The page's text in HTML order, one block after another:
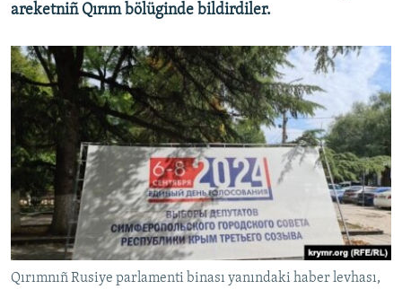
Русский
Українською
QOŞULIÑIZ!
RFE/RS bütün saytları
areketniñ Qırım bölüginde bildirdiler.
Qırımnıñ Rusiye parlamenti binası yanındaki haber levhası,